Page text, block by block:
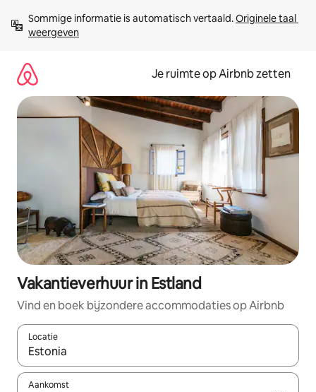
direct
naar
Sommige informatie is automatisch vertaald. Originele taal
weergeven
Je ruimte op Airbnb zetten
Vakantieverhuur in Estland
Vind en boek bijzondere accommodaties op Airbnb
Locatie
Wanneer er suggesties beschikbaar zijn, maak je een keuze
Aankomst